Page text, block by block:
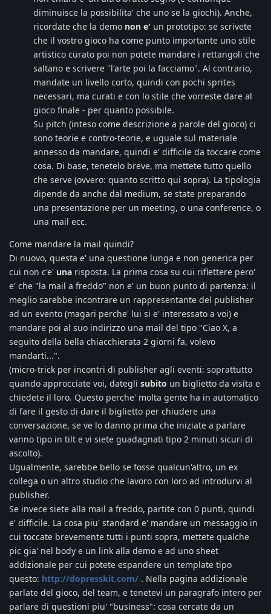
diminuisce la possibilita' che uno se la giochi). Anche,
ricordate che la demo non e' un prototipo: se scrivete
che il vostro gioco ha come punto importante uno stile
artistico curato poi non potete mandare i rettangoli che
saltano e scrivere "l'arte poi la facciamo". Al contrario,
mandate un livello corto, quindi con pochi sprites
necessari, ma curati e con lo stile che vorreste dare al
gioco finale - per quanto possibile.
Su pitch (inteso come descrizione a parole del gioco) ci
sono teorie e contro-teorie, e uguale sul materiale
annesso da mandare, quindi e' difficile da toccare come
cosa. Di base, tenetelo breve, ma mettete tutto quello
che serve (ovvero: quanto scritto qui sopra). La tipologia
dipende da anche dal medium, se state preparando
una presentazione per un meeting, o una conference, o
una mail ecc.
Come mandare la mail quindi?
Di nuovo, questa e' una questione lunga e non generica per
cui non c'e' una risposta. La prima cosa su cui riflettere pero'
e' che "la mail a freddo" non e' un buon punto di partenza: il
meglio sarebbe incontrare un rappresentante del publisher
ad un evento (magari perche' lui si e' interessato a voi) e
mandare poi al suo indirizzo una mail del tipo "Ciao X, a
seguito della bella chiacchierata 2 giorni fa, volevo
mandarti...".
(micro-trick per incontri di publisher agli eventi: soprattutto
quando approcciate voi, dategli subito un biglietto da visita e
chiedete il loro. Questo perche' molta gente ha in automatico
di fare il gesto di dare il biglietto per chiudere una
conversazione, se ve lo danno prima che iniziate a parlare
vanno tipo in tilt e vi siete guadagnati tipo 2 minuti sicuri di
ascolto).
Ugualmente, sarebbe bello se fosse qualcun'altro, un ex
collega o un altro studio che lavoro con loro ad introdurvi al
publisher.
Se invece siete alla mail a freddo, partite con 0 punti, quindi
e' difficile. La cosa piu' standard e' mandare un messaggio in
cui toccate brevemente tutti i punti sopra, mettete qualche
pic gia' nel body e un link alla demo e ad uno sheet
addizionale per cui potete espandere un template tipo
questo: http://dopresskit.com/ . Nella pagina addizionale
parlate del gioco, del team, e tenetevi un paragrafo intero per
parlare di questioni piu' "business": cosa cercate da un